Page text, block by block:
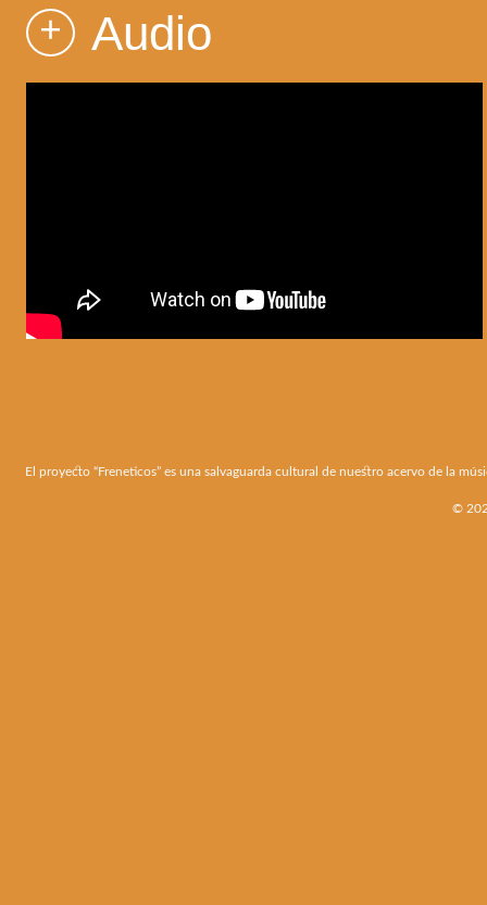
+ Audio
El proyecto “Freneticos” es una salvaguarda cultural de nuestro acervo de la
©